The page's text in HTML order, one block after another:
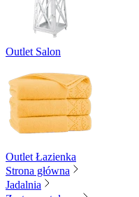
Outlet Salon
Outlet Łazienka
Strona główna
Jadalnia